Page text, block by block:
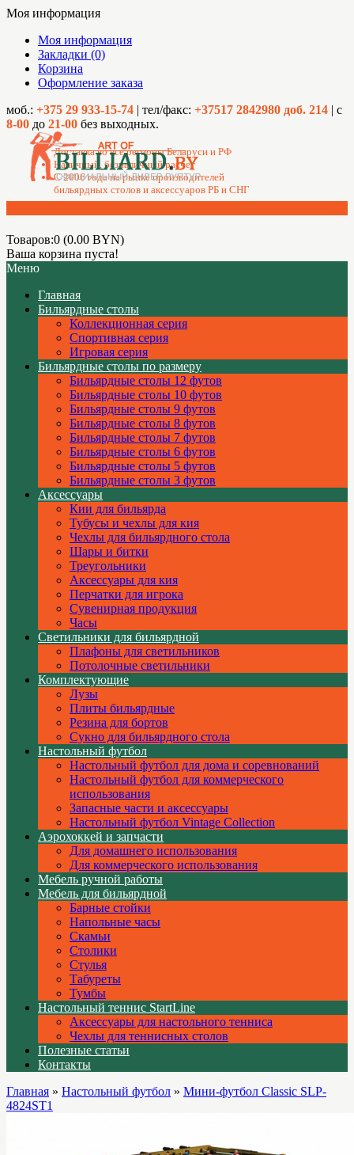
Моя информация
Моя информация
Закладки (0)
Корзина
Оформление заказа
моб.: +375 29 933-15-74 | тел/факс: +37517 2842980 доб. 214 | с
8-00 до 21-00 без выходных.
Доставка во все регионы Беларуси и РФ
Наличный, безналичный расчет
C 2006 года на рынке производителей
бильярдных столов и аксессуаров РБ и СНГ
Товаров:0 (0.00 BYN)
Ваша корзина пуста!
Меню
Главная
Бильярдные столы
Коллекционная серия
Спортивная серия
Игровая серия
Бильярдные столы по размеру
Бильярдные столы 12 футов
Бильярдные столы 10 футов
Бильярдные столы 9 футов
Бильярдные столы 8 футов
Бильярдные столы 7 футов
Бильярдные столы 6 футов
Бильярдные столы 5 футов
Бильярдные столы 3 футов
Аксессуары
Кии для бильярда
Тубусы и чехлы для кия
Чехлы для бильярдного стола
Шары и битки
Треугольники
Аксессуары для кия
Перчатки для игрока
Сувенирная продукция
Часы
Светильники для бильярдной
Плафоны для светильников
Потолочные светильники
Комплектующие
Лузы
Плиты бильярдные
Резина для бортов
Сукно для бильярдного стола
Настольный футбол
Настольный футбол для дома и соревнований
Настольный футбол для коммерческого
использования
Запасные части и аксессуары
Настольный футбол Vintage Collection
Аэрохоккей и запчасти
Для домашнего использования
Для коммерческого использования
Мебель ручной работы
Мебель для бильярдной
Барные стойки
Напольные часы
Скамьи
Столики
Стулья
Табуреты
Тумбы
Настольный теннис StartLine
Аксессуары для настольного тенниса
Чехлы для теннисных столов
Полезные статьи
Контакты
Главная » Настольный футбол » Мини-футбол Сlassic SLP-
4824ST1